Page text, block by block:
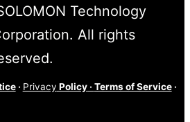
Technology
All rights
· Privacy Policy· Terms of Service·